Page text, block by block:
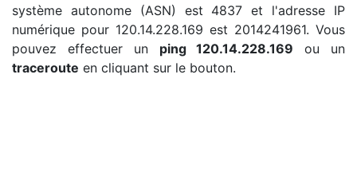
système autonome (ASN) est 4837 et l'adresse IP
numérique pour 120.14.228.169 est 2014241961. Vous
pouvez effectuer un ping 120.14.228.169 ou un
traceroute en cliquant sur le bouton.